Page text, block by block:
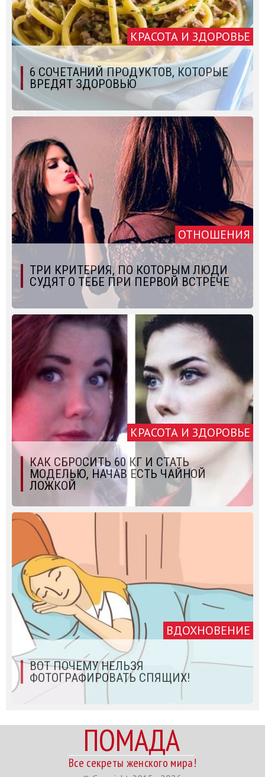
КРАСОТА И ЗДОРОВЬЕ
6 СОЧЕТАНИЙ ПРОДУКТОВ, КОТОРЫЕ
ВРЕДЯТ ЗДОРОВЬЮ
ОТНОШЕНИЯ
ТРИ КРИТЕРИЯ, ПО КОТОРЫМ ЛЮДИ
СУДЯТ О ТЕБЕ ПРИ ПЕРВОЙ ВСТРЕЧЕ
КРАСОТА И ЗДОРОВЬЕ
КАК СБРОСИТЬ 60 КГ И СТАТЬ
МОДЕЛЬЮ, НАЧАВ ЕСТЬ ЧАЙНОЙ
ЛОЖКОЙ
ВДОХНОВЕНИЕ
ВОТ ПОЧЕМУ НЕЛЬЗЯ
ФОТОГРАФИРОВАТЬ СПЯЩИХ!
ПОМАДА
Все секреты женского мира!